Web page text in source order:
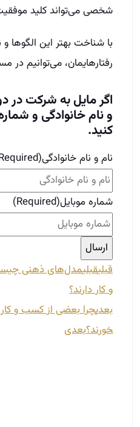
شخصی می‌تواند کلید
با شناخت بهتر این الگوها و
رفتارهایمان، می‌توانیم در
و نام خانوادگی و
کنید.
نام و نام خانوادگی(Required)
شماره موبایل(Required)
قبلیقبلیمدل‌های ذهنی
و کار دارند؟
بعدیچرا بعضی از کسب و
خورند؟بعدی